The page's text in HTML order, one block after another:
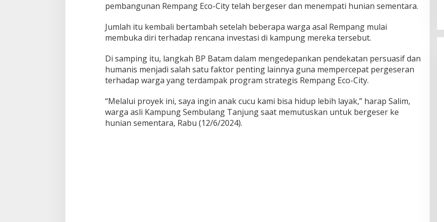
p
t
i
u
n
i
a
S
e
m
e
pembangunan Rempang Eco-City telah bergeser dan menempati hunian sementara.
Jumlah itu kembali bertambah setelah beberapa warga asal Rempang mulai
membuka diri terhadap rencana investasi di kampung mereka tersebut.
Di samping itu, langkah BP Batam dalam mengedepankan pendekatan persuasif dan
humanis menjadi salah satu faktor penting lainnya guna mempercepat pergeseran
terhadap warga yang terdampak program strategis Rempang Eco-City.
“Melalui proyek ini, saya ingin anak cucu kami bisa hidup lebih layak,” harap Salim,
warga asli Kampung Sembulang Tanjung saat memutuskan untuk bergeser ke
hunian sementara, Rabu (12/6/2024).